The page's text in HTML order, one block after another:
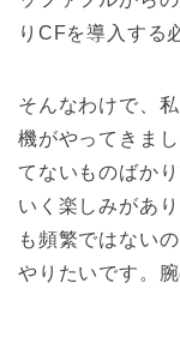
りCFを導入する
そんなわけで、
機がやってきま
てないものばか
いく楽しみがあ
も頻繁ではない
やりたいです。